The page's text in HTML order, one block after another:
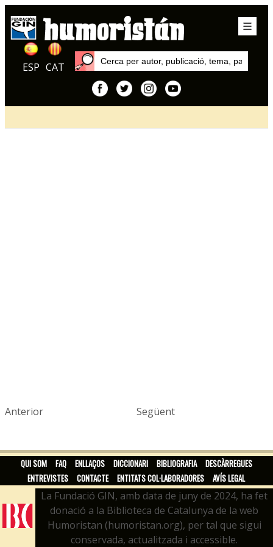
ESP CAT
Anterior Següent
QUI SOM FAQ ENLLAÇOS DICCIONARI BIBLIOGRAFIA
DESCÀRREGUES
ENTREVISTES
CONTACTE ENTITATS COL·LABORADORES AVÍS LEGAL
La Fundació GIN, amb data de juny de 2024, ha fet
donació a la Biblioteca de Catalunya de la web
Humoristan (humoristan.org), per tal que sigui
conservada, actualitzada i accessible.